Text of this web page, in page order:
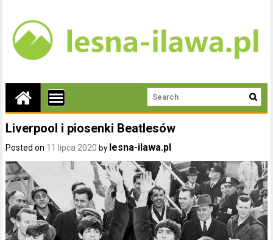
Liverpool i piosenki Beatlesów
Posted on 11 lipca 2020 by lesna-ilawa.pl